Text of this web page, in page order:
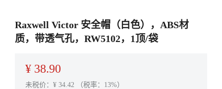
Raxwell Victor 安全帽（白色），ABS材
质，带透气孔，RW5102，1顶/袋
¥ 38.90
未税价：¥ 34.42 （税率：13%）